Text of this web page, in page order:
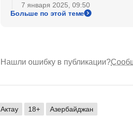
7 января 2025, 09:50
Больше по этой теме
Нашли ошибку в публикации?
Актау 18+ Азербайджан